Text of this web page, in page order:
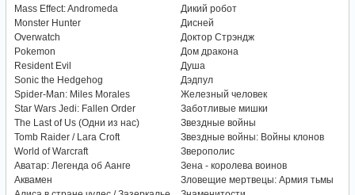
Mass Effect: Andromeda
Monster Hunter
Overwatch
Pokemon
Resident Evil
Sonic the Hedgehog
Spider-Man: Miles Morales
Star Wars Jedi: Fallen Order
The Last of Us (Одни из нас)
Tomb Raider / Lara Croft
World of Warcraft
Аватар: Легенда об Аанге
Аквамен
Дикий робот
Дисней
Доктор Стрэндж
Дом дракона
Душа
Дэдпул
Железный человек
Заботливые мишки
Звездные войны
Звездные войны: Войны клонов
Зверополис
Зена - королева воинов
Зловещие мертвецы: Армия тьмы